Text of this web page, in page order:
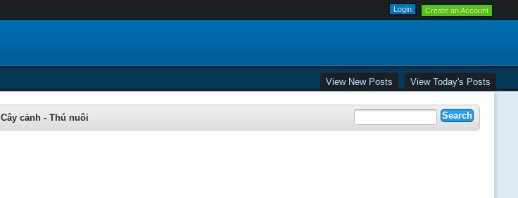
Create an Account
View New Posts View Today's Posts
Cây cảnh - Thú nuôi